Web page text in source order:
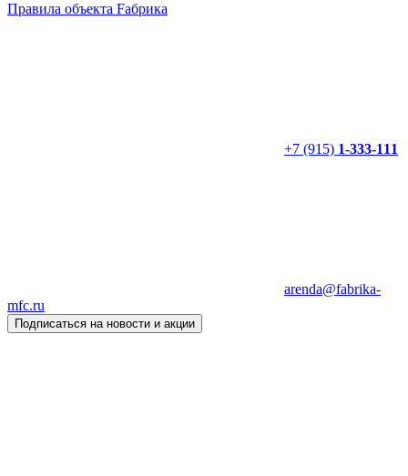
Правила объекта Fабрика
+7 (915) 1-333-111
arenda@fabrika-
mfc.ru
Подписаться на новости и акции